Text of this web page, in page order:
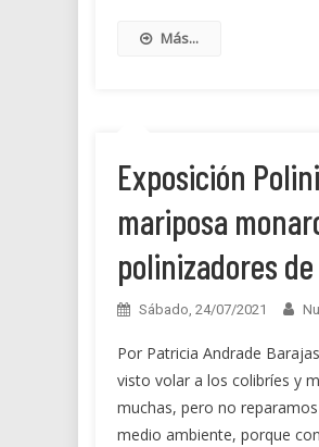
Más...
Exposición
mariposa
polinizadores
Sábado, 24/07/2021
Por Patricia Andrade
visto volar a los colibríes y
muchas, pero no
medio ambiente, porque